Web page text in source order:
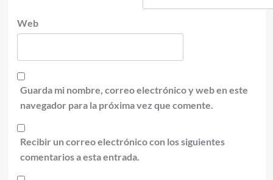
Web
Guarda mi nombre, correo electrónico y web en este
navegador para la próxima vez que comente.
Recibir un correo electrónico con los siguientes
comentarios a esta entrada.